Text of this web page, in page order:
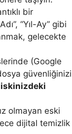
bir
“Yıl-Ay” gibi
gelecekte
(Google
güvenliğinizi
olmayan eski
dijital temizlik